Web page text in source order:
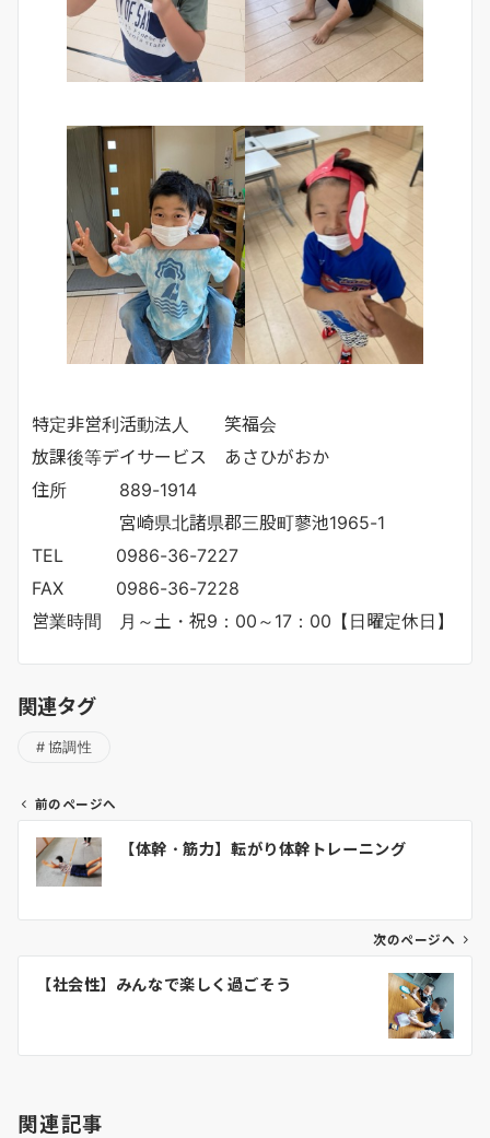
特定非営利活動法人 笑福会
放課後等デイサービス あさひがおか
住所 889-1914
宮崎県北諸県郡三股町蓼池1965-1
TEL 0986-36-7227
FAX 0986-36-7228
営業時間 月～土・祝9：00～17：00【日曜定休日】
関連タグ
協調性
ビ
ン
前のページへ
【体幹・筋力】転がり体幹トレーニング
次のページへ
【社会性】みんなで楽しく過ごそう
関連記事